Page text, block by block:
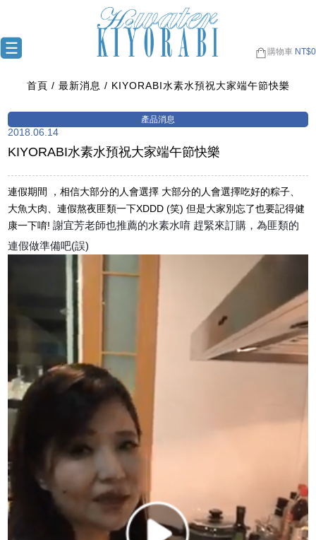
購物車 NT$0
首頁 最新消息 KIYORABI水素水預祝大家端午節快樂
2018.06.14
KIYORABI水素水預祝大家端午節快樂
連假期間 ，相信大部分的人會選擇 大部分的人會選擇吃好的粽子、
大魚大肉、連假熬夜匪類一下XDDD (笑) 但是大家別忘了也要記得健
康一下唷!謝宜芳老師也推薦的水素水唷 趕緊來訂購，為匪類的
連假做準備吧(誤)